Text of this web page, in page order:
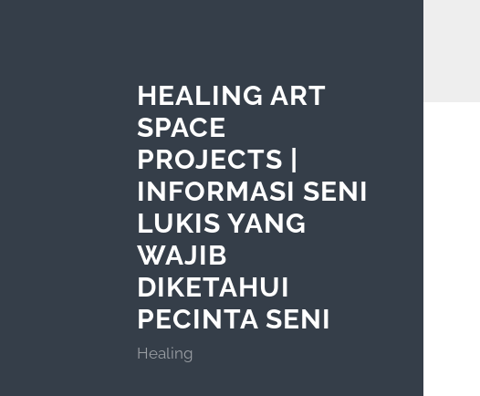
HEALING ART
SPACE
PROJECTS |
INFORMASI SENI
LUKIS YANG
WAJIB
DIKETAHUI
PECINTA SENI
Healing